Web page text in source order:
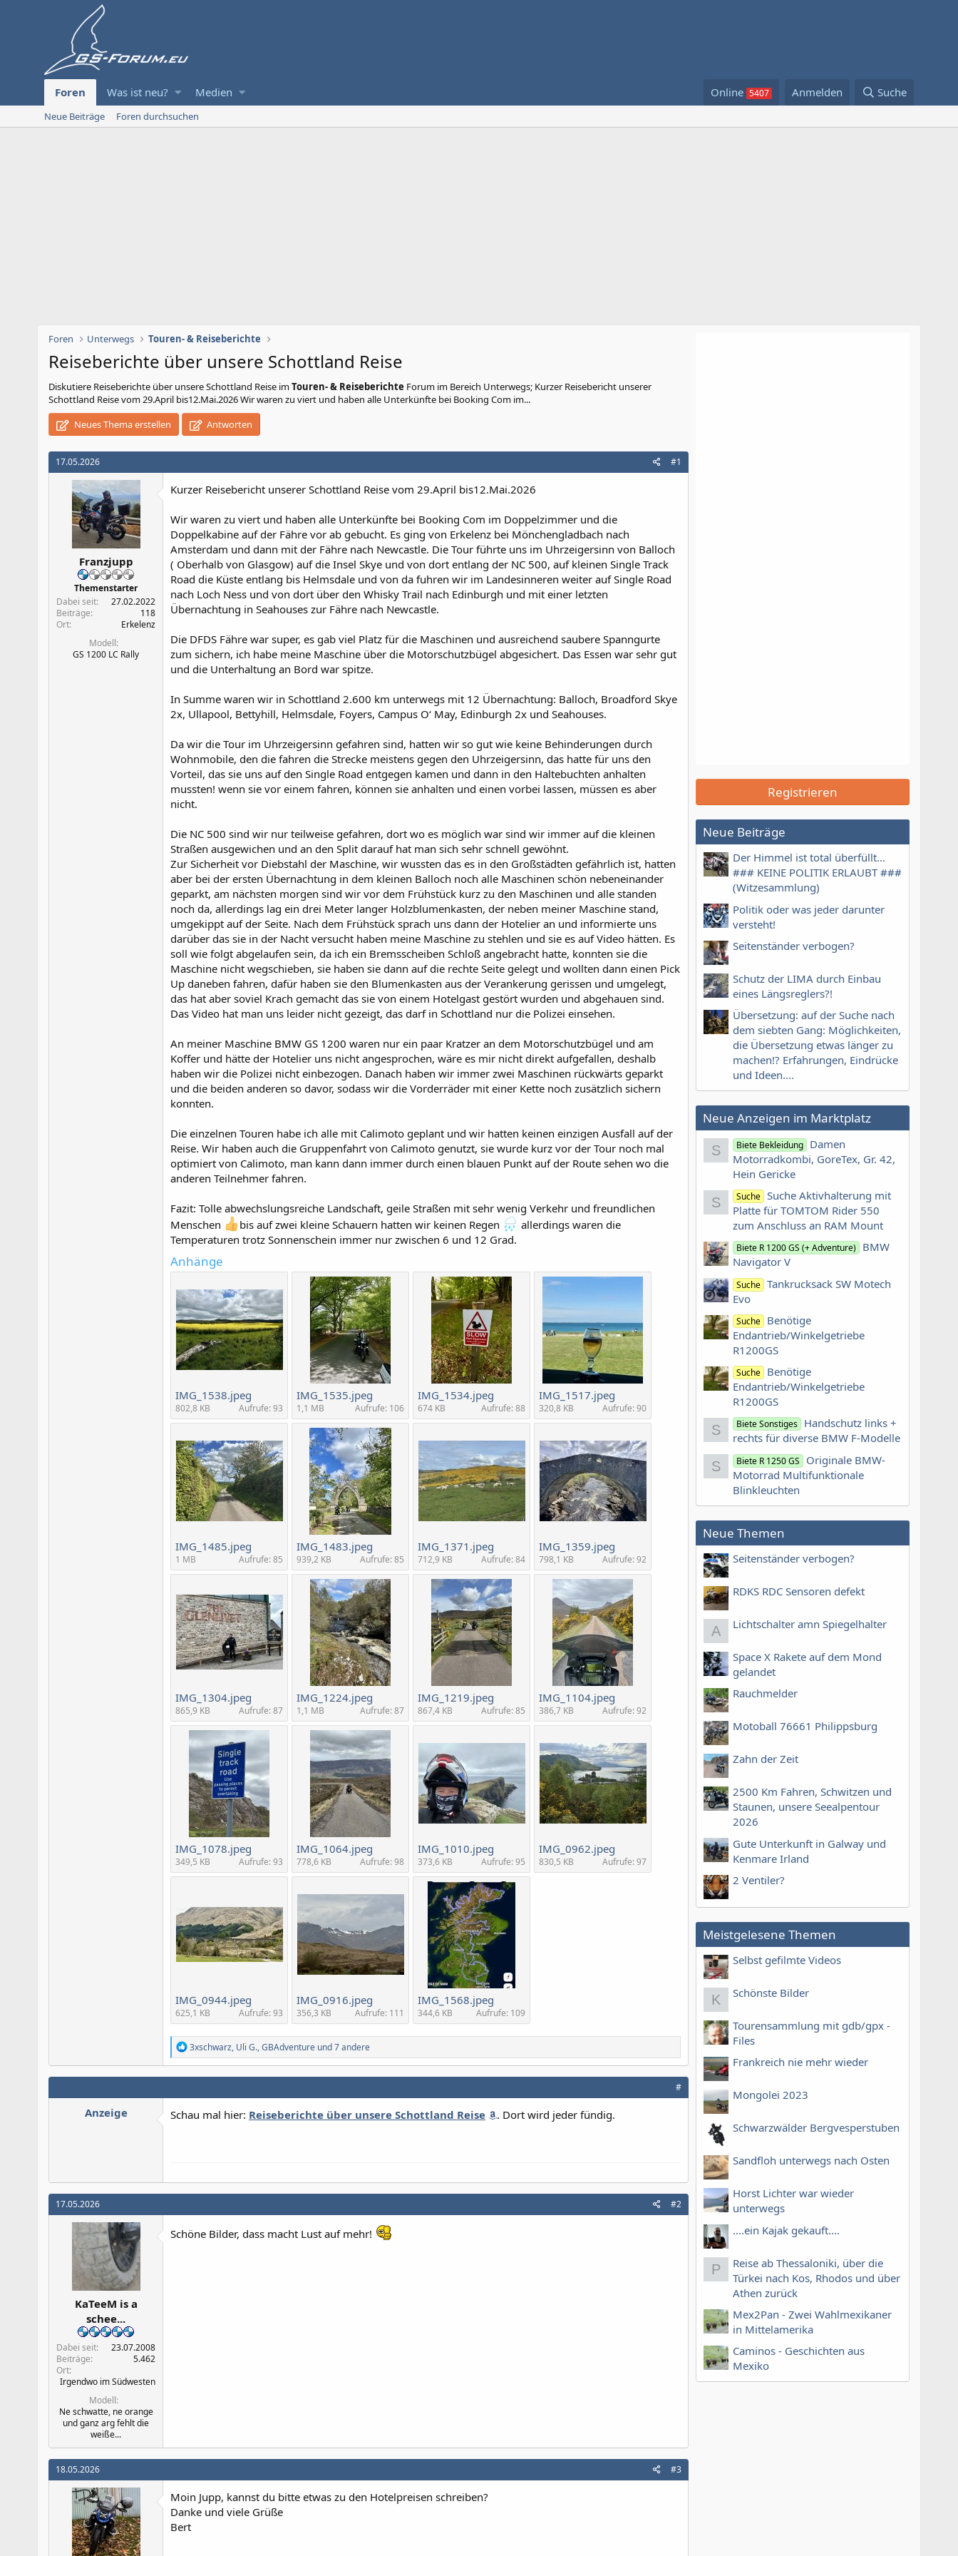
Foren Was ist neu? Medien Online Anmelden Suche
Neue Beiträge Foren durchsuchen
Foren Unterwegs Touren- & Reiseberichte
Reiseberichte über unsere Schottland Reise
Diskutiere Reiseberichte über unsere Schottland Reise imTouren- & Reiseberichte Forum im Bereich Unterwegs; Kurzer Reisebericht unserer
Schottland Reise vom 29.April bis12.Mai.2026 Wir waren zu viert und haben alle Unterkünfte bei Booking Com im...
Neues Thema erstellen
Antworten
17.05.2026 #1
Franzjupp
Themenstarter
Dabei seit
27.02.2022
Beiträge
118
Ort
Erkelenz
Modell
GS 1200 LC Rally
Kurzer Reisebericht unserer Schottland Reise vom 29.April bis12.Mai.2026
Wir waren zu viert und haben alle Unterkünfte bei Booking Com im Doppelzimmer und die
Doppelkabine auf der Fähre vor ab gebucht. Es ging von Erkelenz bei Mönchengladbach nach
Amsterdam und dann mit der Fähre nach Newcastle. Die Tour führte uns im Uhrzeigersinn von Balloch
( Oberhalb von Glasgow) auf die Insel Skye und von dort entlang der NC 500, auf kleinen Single Track
Road die Küste entlang bis Helmsdale und von da fuhren wir im Landesinneren weiter auf Single Road
nach Loch Ness und von dort über den Whisky Trail nach Edinburgh und mit einer letzten
Übernachtung in Seahouses zur Fähre nach Newcastle.
Die DFDS Fähre war super, es gab viel Platz für die Maschinen und ausreichend saubere Spanngurte
zum sichern, ich habe meine Maschine über die Motorschutzbügel abgesichert. Das Essen war sehr gut
und die Unterhaltung an Bord war spitze.
In Summe waren wir in Schottland 2.600 km unterwegs mit 12 Übernachtung: Balloch, Broadford Skye
2x, Ullapool, Bettyhill, Helmsdale, Foyers, Campus O‘ May, Edinburgh 2x und Seahouses.
Da wir die Tour im Uhrzeigersinn gefahren sind, hatten wir so gut wie keine Behinderungen durch
Wohnmobile, den die fahren die Strecke meistens gegen den Uhrzeigersinn, das hatte für uns den
Vorteil, das sie uns auf den Single Road entgegen kamen und dann in den Haltebuchten anhalten
mussten! wenn sie vor einem fahren, können sie anhalten und einen vorbei lassen, müssen es aber
nicht.
Die NC 500 sind wir nur teilweise gefahren, dort wo es möglich war sind wir immer auf die kleinen
Straßen ausgewichen und an den Split darauf hat man sich sehr schnell gewöhnt.
Zur Sicherheit vor Diebstahl der Maschine, wir wussten das es in den Großstädten gefährlich ist, hatten
aber bei der ersten Übernachtung in dem kleinen Balloch noch alle Maschinen schön nebeneinander
geparkt, am nächsten morgen sind wir vor dem Frühstück kurz zu den Maschinen und alle standen
noch da, allerdings lag ein drei Meter langer Holzblumenkasten, der neben meiner Maschine stand,
umgekippt auf der Seite. Nach dem Frühstück sprach uns dann der Hotelier an und informierte uns
darüber das sie in der Nacht versucht haben meine Maschine zu stehlen und sie es auf Video hätten. Es
soll wie folgt abgelaufen sein, da ich ein Bremsscheiben Schloß angebracht hatte, konnten sie die
Maschine nicht wegschieben, sie haben sie dann auf die rechte Seite gelegt und wollten dann einen Pick
Up daneben fahren, dafür haben sie den Blumenkasten aus der Verankerung gerissen und umgelegt,
das hat aber soviel Krach gemacht das sie von einem Hotelgast gestört wurden und abgehauen sind.
Das Video hat man uns leider nicht gezeigt, das darf in Schottland nur die Polizei einsehen.
An meiner Maschine BMW GS 1200 waren nur ein paar Kratzer an dem Motorschutzbügel und am
Koffer und hätte der Hotelier uns nicht angesprochen, wäre es mir nicht direkt aufgefallen, deshalb
haben wir die Polizei nicht einbezogen. Danach haben wir immer zwei Maschinen rückwärts geparkt
und die beiden anderen so davor, sodass wir die Vorderräder mit einer Kette noch zusätzlich sichern
konnten.
Die einzelnen Touren habe ich alle mit Calimoto geplant und wir hatten keinen einzigen Ausfall auf der
Reise. Wir haben auch die Gruppenfahrt von Calimoto genutzt, sie wurde kurz vor der Tour noch mal
optimiert von Calimoto, man kann dann immer durch einen blauen Punkt auf der Route sehen wo die
anderen Teilnehmer fahren.
Fazit: Tolle abwechslungsreiche Landschaft, geile Straßen mit sehr wenig Verkehr und freundlichen
Menschen
bis auf zwei kleine Schauern hatten wir keinen Regen
allerdings waren die
Temperaturen trotz Sonnenschein immer nur zwischen 6 und 12 Grad.
Anhänge
IMG_1538.jpeg
802,8 KB Aufrufe: 93
IMG_1535.jpeg
1,1 MB Aufrufe: 106
IMG_1534.jpeg
674 KB Aufrufe: 88
IMG_1517.jpeg
320,8 KB Aufrufe: 90
IMG_1485.jpeg
1 MB Aufrufe: 85
IMG_1483.jpeg
939,2 KB Aufrufe: 85
IMG_1371.jpeg
712,9 KB Aufrufe: 84
IMG_1359.jpeg
798,1 KB Aufrufe: 92
IMG_1304.jpeg
865,9 KB Aufrufe: 87
IMG_1224.jpeg
1,1 MB Aufrufe: 87
IMG_1219.jpeg
867,4 KB Aufrufe: 85
IMG_1104.jpeg
386,7 KB Aufrufe: 92
IMG_1078.jpeg
349,5 KB Aufrufe: 93
IMG_1064.jpeg
778,6 KB Aufrufe: 98
IMG_1010.jpeg
373,6 KB Aufrufe: 95
IMG_0962.jpeg
830,5 KB Aufrufe: 97
IMG_0944.jpeg
625,1 KB Aufrufe: 93
IMG_0916.jpeg
356,3 KB Aufrufe: 111
IMG_1568.jpeg
344,6 KB Aufrufe: 109
R
e
a
k
o
3xschwarz, Uli G.,GBAdventure und 7 andere
#
Anzeige Schau mal hier: Reiseberichte über unsere Schottland Reise . Dort wird jeder fündig.
17.05.2026 #2
KaTeeM is a
schee...
Dabei seit
23.07.2008
Beiträge
5.462
Ort
Irgendwo im Südwesten
Modell
Ne schwatte, ne orange
und ganz arg fehlt die
weiße...
Schöne Bilder, dass macht Lust auf mehr!
18.05.2026 #3
Moin Jupp, kannst du bitte etwas zu den Hotelpreisen schreiben?
Danke und viele Grüße
Bert
Registrieren
Neue Beiträge
Der Himmel ist total überfüllt...
### KEINE POLITIK ERLAUBT ###
(Witzesammlung)
Politik oder was jeder darunter
versteht!
Seitenständer verbogen?
Schutz der LIMA durch Einbau
eines Längsreglers?!
Übersetzung: auf der Suche nach
dem siebten Gang: Möglichkeiten,
die Übersetzung etwas länger zu
machen!? Erfahrungen, Eindrücke
und Ideen....
Neue Anzeigen im Marktplatz
S Biete Bekleidung Damen
Motorradkombi, GoreTex, Gr. 42,
Hein Gericke
S Suche Suche Aktivhalterung mit
Platte für TOMTOM Rider 550
zum Anschluss an RAM Mount
Biete R 1200 GS (+ Adventure) BMW
Navigator V
Suche Tankrucksack SW Motech
Evo
Suche Benötige
Endantrieb/Winkelgetriebe
R1200GS
Suche Benötige
Endantrieb/Winkelgetriebe
R1200GS
S Biete Sonstiges Handschutz links +
rechts für diverse BMW F-Modelle
S Biete R 1250 GS
Originale BMW-
Motorrad Multifunktionale
Blinkleuchten
Neue Themen
Seitenständer verbogen?
RDKS RDC Sensoren defekt
A Lichtschalter amn Spiegelhalter
Space X Rakete auf dem Mond
gelandet
Rauchmelder
Motoball 76661 Philippsburg
Zahn der Zeit
2500 Km Fahren, Schwitzen und
Staunen, unsere Seealpentour
2026
Gute Unterkunft in Galway und
Kenmare Irland
2 Ventiler?
Meistgelesene Themen
Selbst gefilmte Videos
K Schönste Bilder
Tourensammlung mit gdb/gpx -
Files
Frankreich nie mehr wieder
Mongolei 2023
Schwarzwälder Bergvesperstuben
Sandfloh unterwegs nach Osten
Horst Lichter war wieder
unterwegs
....ein Kajak gekauft....
P
Reise ab Thessaloniki, über die
Türkei nach Kos, Rhodos und über
Athen zurück
Mex2Pan - Zwei Wahlmexikaner
in Mittelamerika
Caminos - Geschichten aus
Mexiko